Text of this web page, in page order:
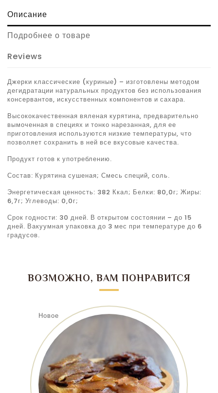
Описание
Подробнее о товаре
Reviews
Джерки классические (куриные) – изготовлены методом
дегидратации натуральных продуктов без использования
консервантов, искусственных компонентов и сахара.
Высококачественная вяленая курятина, предварительно
вымоченная в специях и тонко нарезанная, для ее
приготовления используются низкие температуры, что
позволяет сохранить в ней все вкусовые качества.
Продукт готов к употреблению.
Состав: Курятина сушеная; Смесь специй, соль.
Энергетическая ценность: 382 Ккал; Белки: 80,0г; Жиры:
6,7г; Углеводы: 0,0г;
Срок годности: 30 дней. В открытом состоянии – до 15
дней. Вакуумная упаковка до 3 мес при температуре до 6
градусов.
ВОЗМОЖНО, ВАМ ПОНРАВИТСЯ
Новое